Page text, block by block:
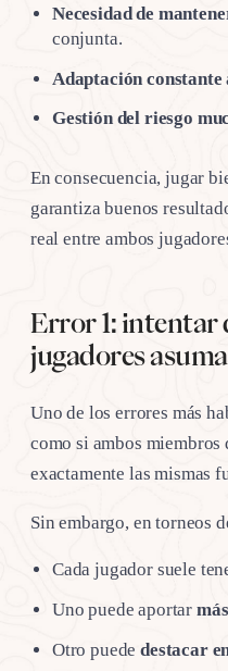
Necesidad de
conjunta.
Adaptación constante
Gestión del riesgo
En consecuencia, jugar
garantiza buenos
real entre ambos
Error 1: intentar
jugadores
Uno de los errores más
como si ambos
exactamente las mismas
Sin embargo, en torneos
Cada jugador suele
Uno puede aportar
Otro puededestacar